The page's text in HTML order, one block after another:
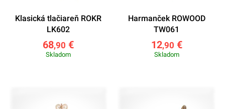
Klasická tlačiareň ROKR
LK602
68,90 €
Skladom
Harmanček ROWOOD
TW061
12,90 €
Skladom